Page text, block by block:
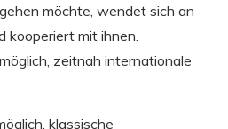
möchte, wendet sich an
kooperiert mit ihnen.
zeitnah internationale
klassische